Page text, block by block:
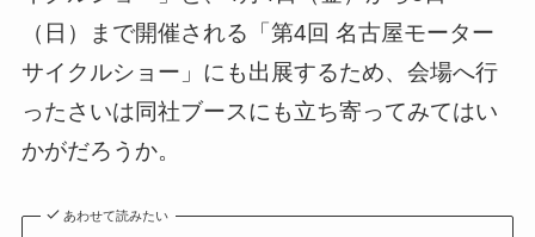
（日）まで開催される「第4回 名古屋モーター
サイクルショー」にも出展するため、会場へ行
ったさいは同社ブースにも立ち寄ってみてはい
かがだろうか。
あわせて読みたい